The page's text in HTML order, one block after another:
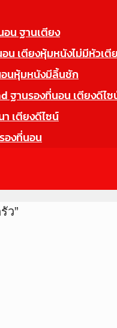
อน ฐานเตียง
น เตียงหุ้มหนังไม่มีหัวเตี
อนหุ้มหนังมีลิ้นชัก
ฐานรองที่นอน เตียงดีไ
เตียงดีไซน์
องที่นอน
ว”